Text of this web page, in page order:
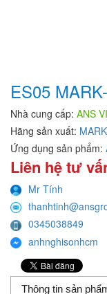
ES05
Nhà cung cấp: ANS
Hãng sản xuất:
Ứng dụng sản phẩm:
Liên hệ tư
Mr Tính
0345038849
anhnghisonhcm
Thông tin sản